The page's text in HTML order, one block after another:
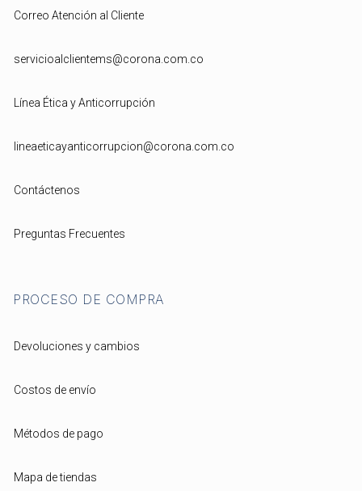
Correo Atención al Cliente
servicioalclientems@corona.com.co
Línea Ética y Anticorrupción
lineaeticayanticorrupcion@corona.com.co
Contáctenos
Preguntas Frecuentes
PROCESO DE COMPRA
Devoluciones y cambios
Costos de envío
Métodos de pago
Mapa de tiendas